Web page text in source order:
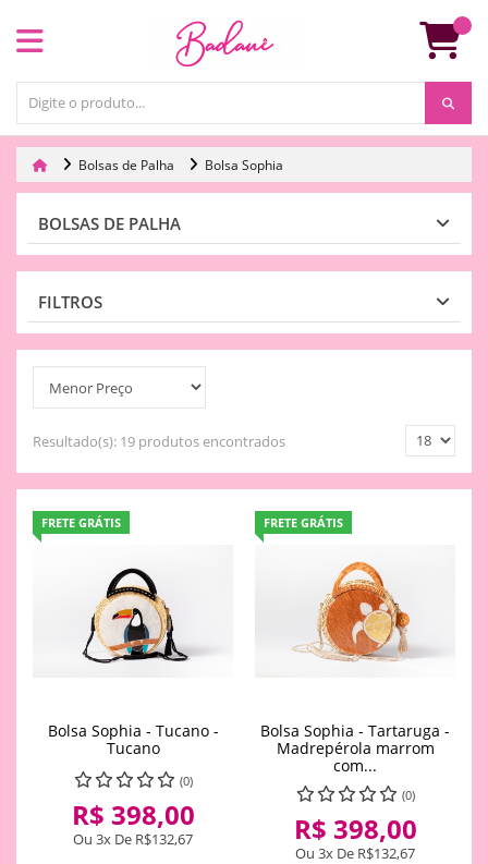
Bolsas de Palha Bolsa Sophia
BOLSAS DE PALHA
FILTROS
Resultado(s): 19 produtos encontrados
FRETE GRÁTIS
Bolsa Sophia - Tucano -
Tucano
(0)
R$ 398,00
Ou 3x De R$132,67
FRETE GRÁTIS
Bolsa Sophia - Tartaruga -
Madrepérola marrom
com...
(0)
R$ 398,00
Ou 3x De R$132,67